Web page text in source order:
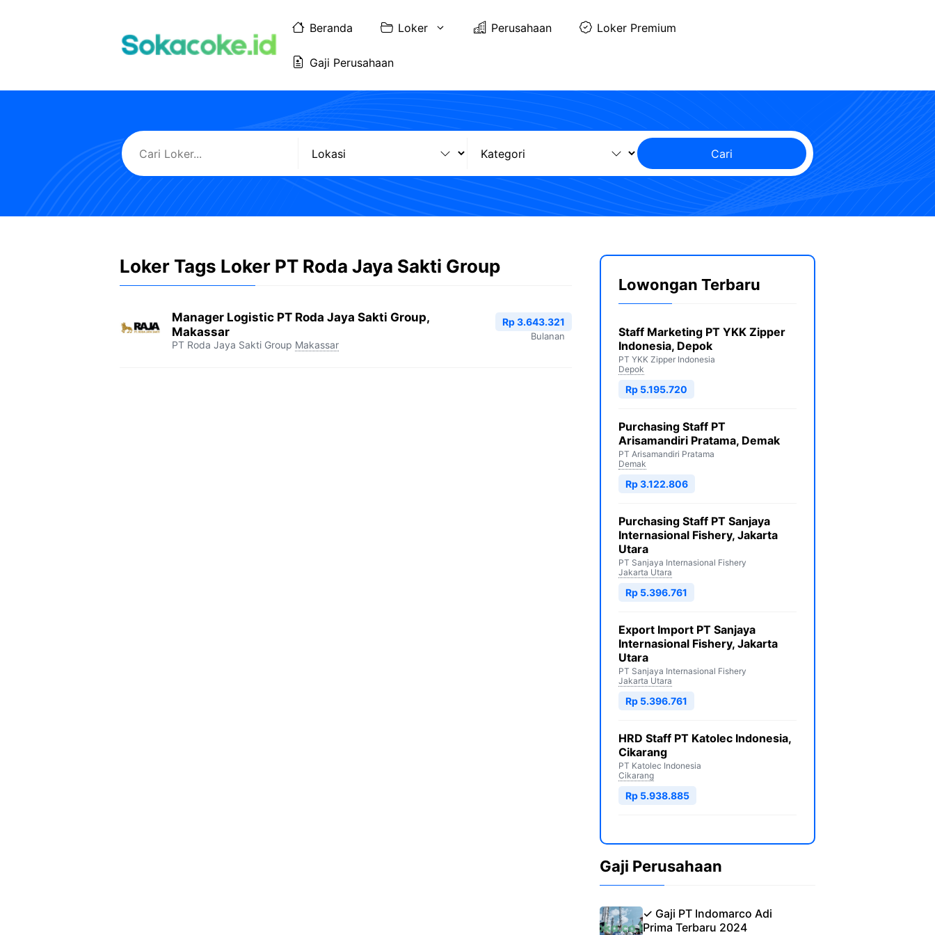
Beranda Loker Perusahaan Loker Premium
Gaji Perusahaan
Cari
Loker Tags Loker PT Roda Jaya Sakti Group
Manager Logistic PT Roda Jaya Sakti Group,
Makassar
PT Roda Jaya Sakti Group Makassar
Rp 3.643.321
Bulanan
Lowongan Terbaru
Staff Marketing PT YKK Zipper
Indonesia, Depok
PT YKK Zipper Indonesia
Depok
Rp 5.195.720
Purchasing Staff PT
Arisamandiri Pratama, Demak
PT Arisamandiri Pratama
Demak
Rp 3.122.806
Purchasing Staff PT Sanjaya
Internasional Fishery, Jakarta
Utara
PT Sanjaya Internasional Fishery
Jakarta Utara
Rp 5.396.761
Export Import PT Sanjaya
Internasional Fishery, Jakarta
Utara
PT Sanjaya Internasional Fishery
Jakarta Utara
Rp 5.396.761
HRD Staff PT Katolec Indonesia,
Cikarang
PT Katolec Indonesia
Cikarang
Rp 5.938.885
Gaji Perusahaan
✓ Gaji PT Indomarco Adi
Prima Terbaru 2024